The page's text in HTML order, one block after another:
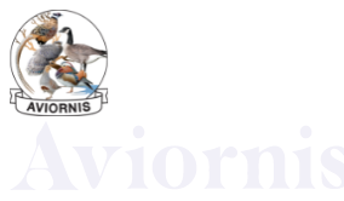
Overslaan
en
naar
de
inhoud